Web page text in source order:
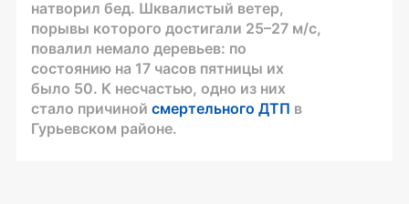
натворил бед. Шквалистый ветер,
порывы которого достигали 25–27 м/с,
повалил немало деревьев: по
состоянию на 17 часов пятницы их
было 50. К несчастью, одно из них
стало причиной смертельного ДТП в
Гурьевском районе.